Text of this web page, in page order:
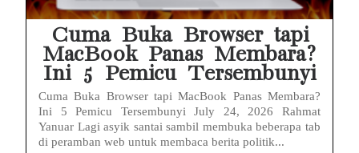
Cuma Buka Browser tapi
MacBook Panas Membara?
Ini 5 Pemicu Tersembunyi
Cuma Buka Browser tapi MacBook Panas Membara?
Ini 5 Pemicu Tersembunyi July 24, 2026 Rahmat
Yanuar Lagi asyik santai sambil membuka beberapa tab
di peramban web untuk membaca berita politik...